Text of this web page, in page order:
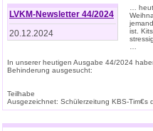
LVKM-Newsletter 44/2024
20.12.2024
…
ist.
In unserer heutigen Ausgabe 44/2024
Behinderung ausgesucht:
Teilhabe
Ausgezeichnet: Schülerzeitung KBS-Tim€s